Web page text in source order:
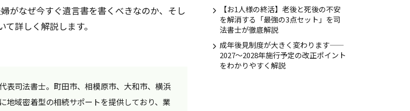
がなぜ今すぐ遺言書を書くべきなのか、そし
詳しく解説します。
表司法書士。町田市、相模原市、大和市、横浜
地域密着型の相続サポートを提供しており、業
【お1人様の終活】老後と死後の不安
を解消する「最強の3点セット」を司
法書士が徹底解説
成年後見制度が大きく変わります——
2027〜2028年施行予定の改正ポイント
をわかりやすく解説